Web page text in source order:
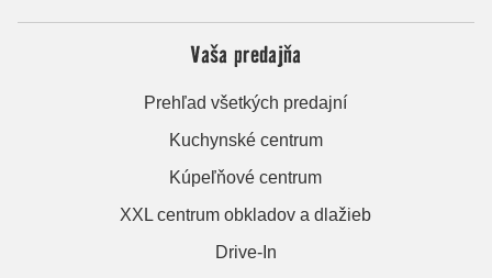
Vaša predajňa
Prehľad všetkých predajní
Kuchynské centrum
Kúpeľňové centrum
XXL centrum obkladov a dlažieb
Drive-In